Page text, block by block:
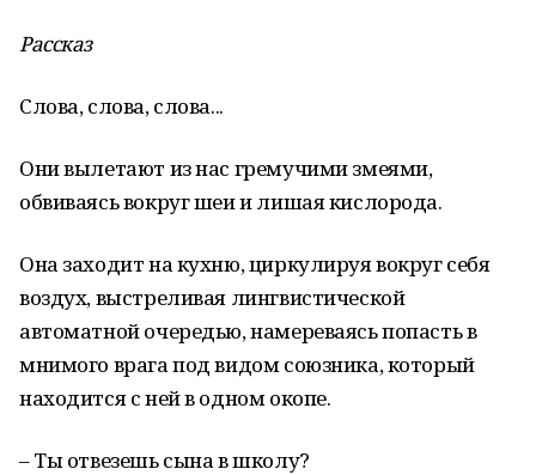
Рассказ
Слова, слова, слова...
Они вылетают из нас гремучими змеями,
обвиваясь вокруг шеи и лишая кислорода.
Она заходит на кухню, циркулируя вокруг себя
воздух, выстреливая лингвистической
автоматной очередью, намереваясь попасть в
мнимого врага под видом союзника, который
находится с ней в одном окопе.
– Ты отвезешь сына в школу?